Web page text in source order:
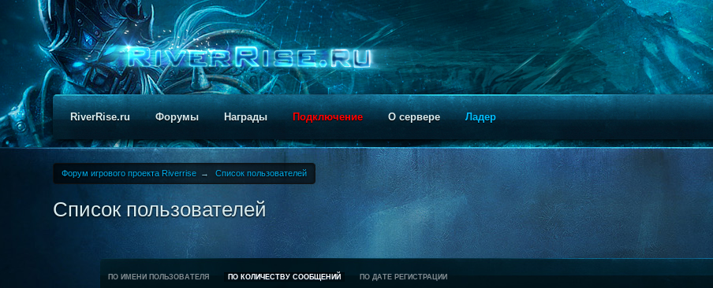
RiverRise.ru Форумы Награды Подключение О сервере Ладер
Форум игрового проекта Riverrise → Список пользователей
Список пользователей
ПО ИМЕНИ ПОЛЬЗОВАТЕЛЯ ПО КОЛИЧЕСТВУ СООБЩЕНИЙ ПО ДАТЕ РЕГИСТРАЦИИ